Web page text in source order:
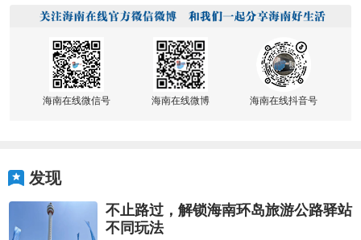
海南在线微信号 海南在线微博 海南在线抖音号
发现
不止路过，解锁海南环岛旅游公路驿站
不同玩法